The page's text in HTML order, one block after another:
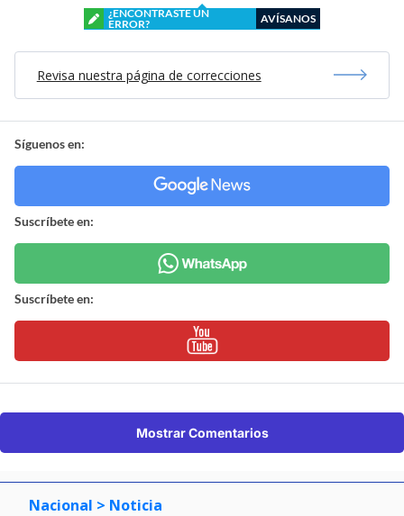
¿ENCONTRASTE UN
ERROR?
AVÍSANOS
Revisa nuestra página de correcciones
Síguenos en:
Suscríbete en:
Suscríbete en:
Mostrar Comentarios
Nacional > Noticia